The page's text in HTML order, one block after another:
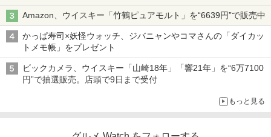
Amazon、ウイスキー「竹鶴ピュアモルト」を“6639円”で販売中
かっぱ寿司×妖怪ウォッチ、ジバニャンやコマさんの「ダイカッ
トメモ帳」をプレゼント
ビックカメラ、ウイスキー「山崎18年」「響21年」を“6万7100
円”で抽選販売。店頭で9日まで受付
もっと見る